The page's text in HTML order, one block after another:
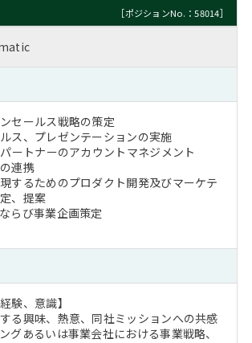
［ポジションNo.：58014］
セールス戦略の策定
ス、プレゼンテーションの実施
ートナーのアカウントマネジメント
連携
するためのプロダクト開発及びマーケテ
、提案
らび事業企画策定
験、意識】
る興味、熱意、同社ミッションへの共感
グあるいは事業会社における事業戦略、